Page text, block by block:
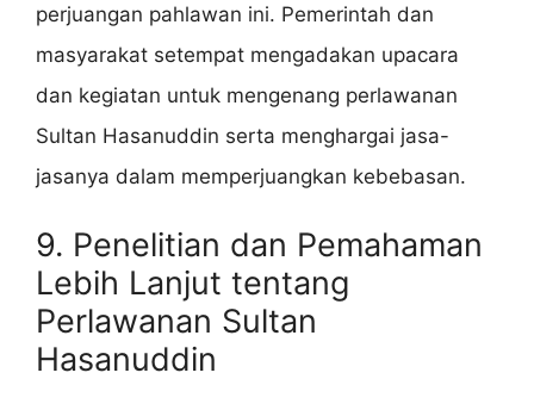
perjuangan pahlawan ini. Pemerintah dan
masyarakat setempat mengadakan upacara
dan kegiatan untuk mengenang perlawanan
Sultan Hasanuddin serta menghargai jasa-
jasanya dalam memperjuangkan kebebasan.
9. Penelitian dan Pemahaman
Lebih Lanjut tentang
Perlawanan Sultan
Hasanuddin